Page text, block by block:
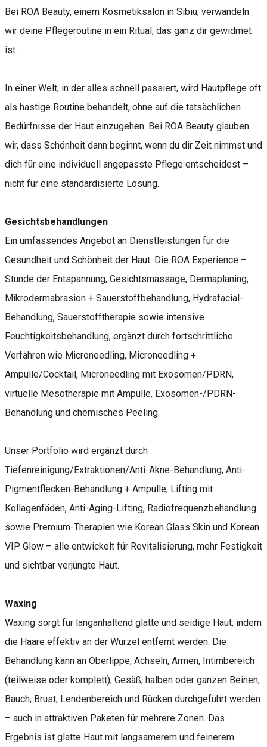
Bei ROA Beauty, einem Kosmetiksalon in Sibiu, verwandeln
wir deine Pflegeroutine in ein Ritual, das ganz dir gewidmet
ist.
In einer Welt, in der alles schnell passiert, wird Hautpflege oft
als hastige Routine behandelt, ohne auf die tatsächlichen
Bedürfnisse der Haut einzugehen. Bei ROA Beauty glauben
wir, dass Schönheit dann beginnt, wenn du dir Zeit nimmst und
dich für eine individuell angepasste Pflege entscheidest –
nicht für eine standardisierte Lösung.
Gesichtsbehandlungen
Ein umfassendes Angebot an Dienstleistungen für die
Gesundheit und Schönheit der Haut: Die ROA Experience –
Stunde der Entspannung, Gesichtsmassage, Dermaplaning,
Mikrodermabrasion + Sauerstoffbehandlung, Hydrafacial-
Behandlung, Sauerstofftherapie sowie intensive
Feuchtigkeitsbehandlung, ergänzt durch fortschrittliche
Verfahren wie Microneedling, Microneedling +
Ampulle/Cocktail, Microneedling mit Exosomen/PDRN,
virtuelle Mesotherapie mit Ampulle, Exosomen-/PDRN-
Behandlung und chemisches Peeling.
Unser Portfolio wird ergänzt durch
Tiefenreinigung/Extraktionen/Anti-Akne-Behandlung, Anti-
Pigmentflecken-Behandlung + Ampulle, Lifting mit
Kollagenfäden, Anti-Aging-Lifting, Radiofrequenzbehandlung
sowie Premium-Therapien wie Korean Glass Skin und Korean
VIP Glow – alle entwickelt für Revitalisierung, mehr Festigkeit
und sichtbar verjüngte Haut.
Waxing
Waxing sorgt für langanhaltend glatte und seidige Haut, indem
die Haare effektiv an der Wurzel entfernt werden. Die
Behandlung kann an Oberlippe, Achseln, Armen, Intimbereich
(teilweise oder komplett), Gesäß, halben oder ganzen Beinen,
Bauch, Brust, Lendenbereich und Rücken durchgeführt werden
– auch in attraktiven Paketen für mehrere Zonen. Das
Ergebnis ist glatte Haut mit langsamerem und feinerem